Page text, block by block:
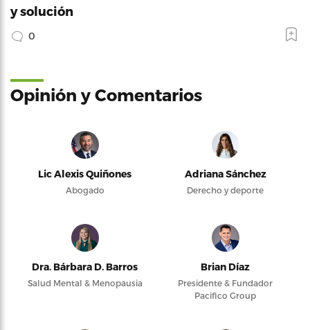
y solución
0
Opinión y Comentarios
Lic Alexis Quiñones
Abogado
Adriana Sánchez
Derecho y deporte
Dra. Bárbara D. Barros
Salud Mental & Menopausia
Brian Díaz
Presidente & Fundador
Pacifico Group